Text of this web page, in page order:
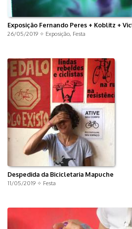
Exposição Fernando Peres + Koblitz +
26/05/2019 ✧ Exposição, Festa
Despedida da Bicicletaria Mapuche
11/05/2019 ✧ Festa